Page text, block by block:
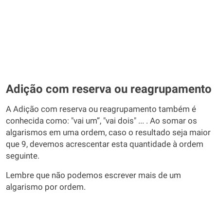
Adição com reserva ou reagrupamento
A Adição com reserva ou reagrupamento também é
conhecida como: "vai um”, "vai dois" ... . Ao somar os
algarismos em uma ordem, caso o resultado seja maior
que 9, devemos acrescentar esta quantidade à ordem
seguinte.
Lembre que não podemos escrever mais de um
algarismo por ordem.